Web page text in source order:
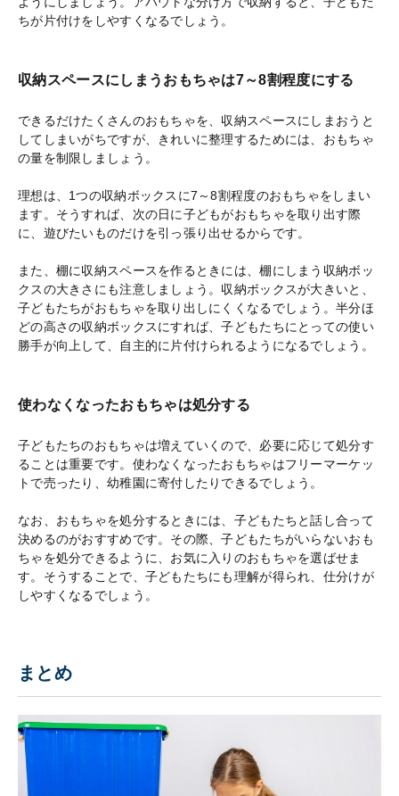
ちが片付けをしやすくなるでしょう。
収納スペースにしまうおもちゃは7～8割程度にする
できるだけたくさんのおもちゃを、収納スペースにしまおうと
してしまいがちですが、きれいに整理するためには、おもちゃ
の量を制限しましょう。
理想は、1つの収納ボックスに7～8割程度のおもちゃをしまい
ます。そうすれば、次の日に子どもがおもちゃを取り出す際
に、遊びたいものだけを引っ張り出せるからです。
また、棚に収納スペースを作るときには、棚にしまう収納ボッ
クスの大きさにも注意しましょう。収納ボックスが大きいと、
子どもたちがおもちゃを取り出しにくくなるでしょう。半分ほ
どの高さの収納ボックスにすれば、子どもたちにとっての使い
勝手が向上して、自主的に片付けられるようになるでしょう。
使わなくなったおもちゃは処分する
子どもたちのおもちゃは増えていくので、必要に応じて処分す
ることは重要です。使わなくなったおもちゃはフリーマーケッ
トで売ったり、幼稚園に寄付したりできるでしょう。
なお、おもちゃを処分するときには、子どもたちと話し合って
決めるのがおすすめです。その際、子どもたちがいらないおも
ちゃを処分できるように、お気に入りのおもちゃを選ばせま
す。そうすることで、子どもたちにも理解が得られ、仕分けが
しやすくなるでしょう。
まとめ